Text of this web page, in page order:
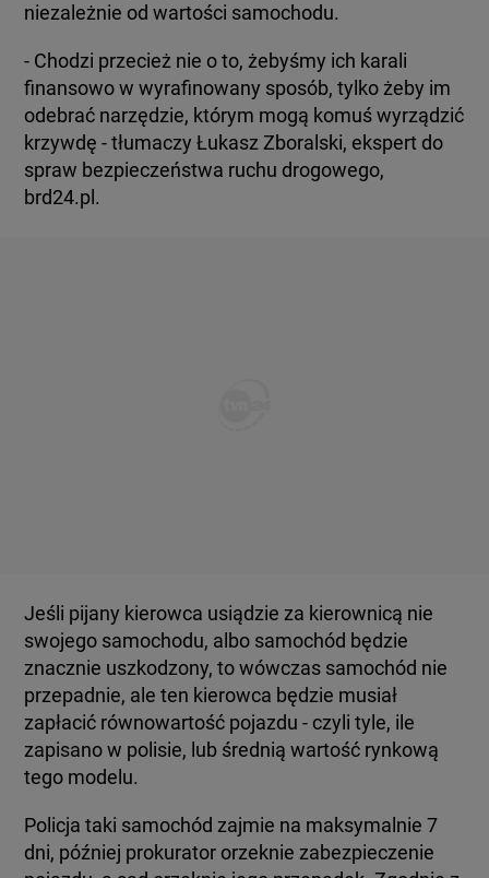
niezależnie od wartości samochodu.
- Chodzi przecież nie o to, żebyśmy ich karali
finansowo w wyrafinowany sposób, tylko żeby im
odebrać narzędzie, którym mogą komuś wyrządzić
krzywdę - tłumaczy Łukasz Zboralski, ekspert do
spraw bezpieczeństwa ruchu drogowego,
brd24.pl.
Jeśli pijany kierowca usiądzie za kierownicą nie
swojego samochodu, albo samochód będzie
znacznie uszkodzony, to wówczas samochód nie
przepadnie, ale ten kierowca będzie musiał
zapłacić równowartość pojazdu - czyli tyle, ile
zapisano w polisie, lub średnią wartość rynkową
tego modelu.
Policja taki samochód zajmie na maksymalnie 7
dni, później prokurator orzeknie zabezpieczenie